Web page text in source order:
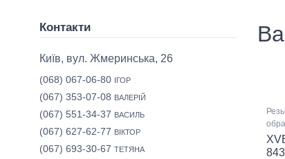
Контакти
Київ, вул. Жмеринська, 26
(068) 067-06-80 ІГОР
(067) 353-07-08 ВАЛЕРІЙ
(067) 551-34-37 ВАСИЛЬ
(067) 627-62-77 ВІКТОР
(067) 693-30-67 ТЕТЯНА